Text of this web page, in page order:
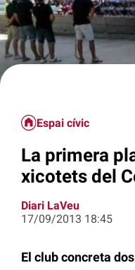
Espai cívic
La primera
xicotets del
Diari LaVeu
17/09/2013 18:45
El club concreta